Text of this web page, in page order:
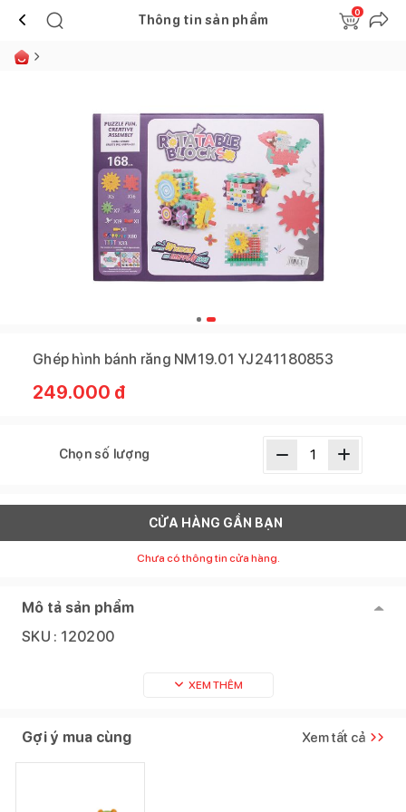
Thông tin sản phẩm
0
Ghép hình bánh răng NM19.01 YJ241180853
249.000 đ
Chọn số lượng
CỬA HÀNG GẦN BẠN
Chưa có thông tin cửa hàng.
Mô tả sản phẩm
SKU : 120200
XEM THÊM
Gợi ý mua cùng Xem tất cả